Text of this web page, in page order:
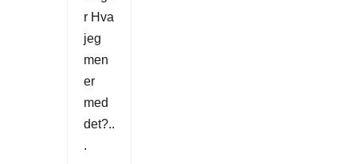
r Hva
jeg
men
er
med
det?..
.